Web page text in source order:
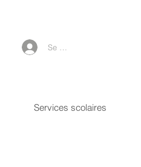
Se connecter
Services scolaires